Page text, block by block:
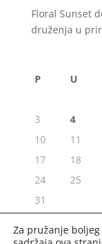
Floral Sunset
druženja u
P U
3
4
10
11
17
18
24
25
31
« srp
Za pružanje